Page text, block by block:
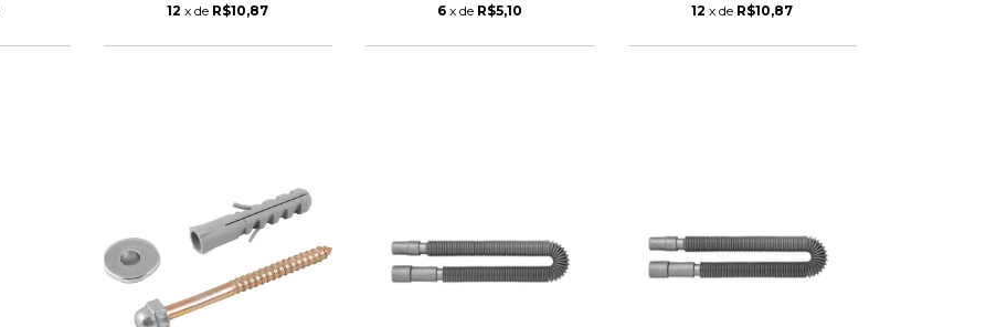
12 x de R$10,87 6 x de R$5,10 12 x de R$10,87